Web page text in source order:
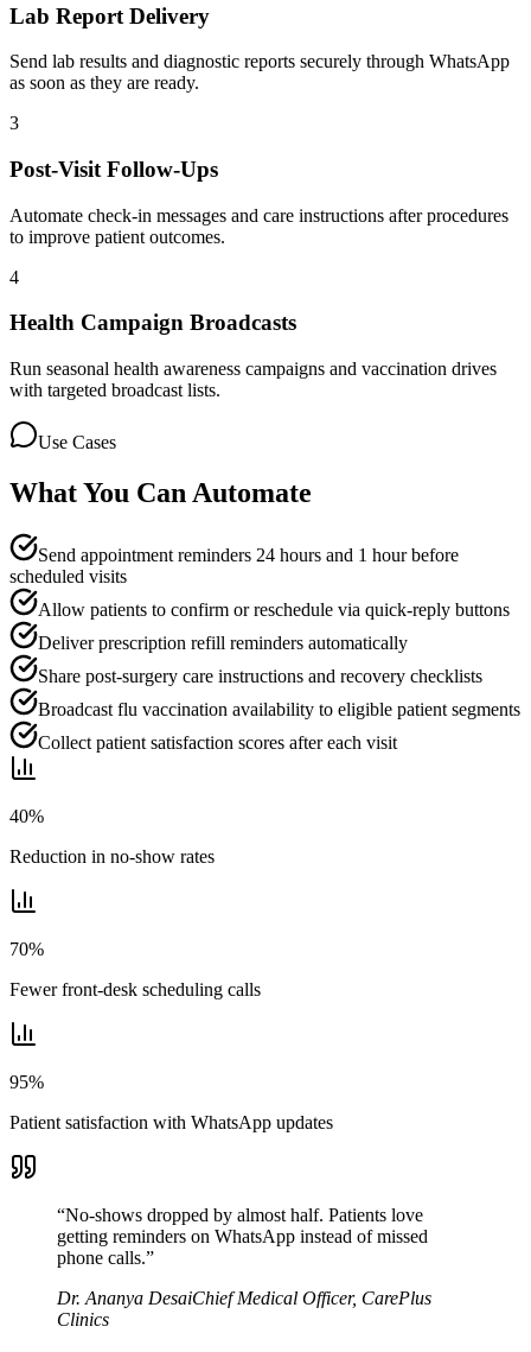
Lab Report Delivery
Send lab results and diagnostic reports securely through WhatsApp
as soon as they are ready.
3
Post-Visit Follow-Ups
Automate check-in messages and care instructions after procedures
to improve patient outcomes.
4
Health Campaign Broadcasts
Run seasonal health awareness campaigns and vaccination drives
with targeted broadcast lists.
Use Cases
What You Can Automate
Send appointment reminders 24 hours and 1 hour before
scheduled visits
Allow patients to confirm or reschedule via quick-reply buttons
Deliver prescription refill reminders automatically
Share post-surgery care instructions and recovery checklists
Broadcast flu vaccination availability to eligible patient segments
Collect patient satisfaction scores after each visit
40%
Reduction in no-show rates
70%
Fewer front-desk scheduling calls
95%
Patient satisfaction with WhatsApp updates
“No-shows dropped by almost half. Patients love
getting reminders on WhatsApp instead of missed
phone calls.”
Dr. Ananya DesaiChief Medical Officer, CarePlus
Clinics